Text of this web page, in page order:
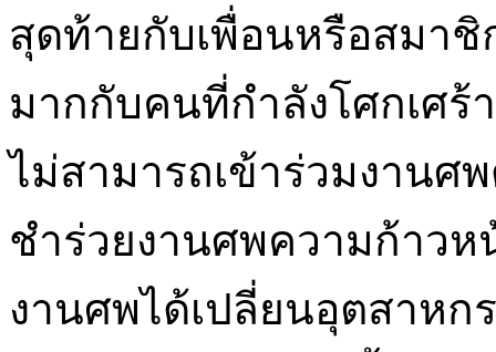
สุดท้ายกับเพื่อนหรือสมา
มากกับคนที่กำลังโศกเศร้
ไม่สามารถเข้าร่วมงานศ
ชำร่วยงานศพความก้าว
งานศพได้เปลี่ยนอุตสาหก